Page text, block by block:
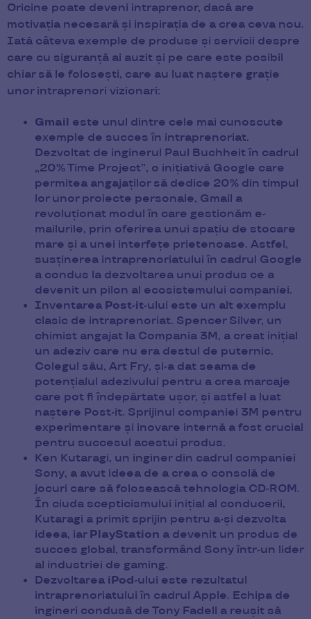
Oricine poate deveni intraprenor, dacă are
motivația necesară și inspirația de a crea ceva nou.
Iată câteva exemple de produse și servicii despre
care cu siguranță ai auzit și pe care este posibil
chiar să le folosești, care au luat naștere grație
unor intraprenori vizionari:
Gmail este unul dintre cele mai cunoscute
exemple de succes în intraprenoriat.
Dezvoltat de inginerul Paul Buchheit în cadrul
„20% Time Project”, o inițiativă Google care
permitea angajaților să dedice 20% din timpul
lor unor proiecte personale, Gmail a
revoluționat modul în care gestionăm e-
mailurile, prin oferirea unui spațiu de stocare
mare și a unei interfețe prietenoase. Astfel,
susținerea intraprenoriatului în cadrul Google
a condus la dezvoltarea unui produs ce a
devenit un pilon al ecosistemului companiei.
Inventarea Post-it-ului este un alt exemplu
clasic de intraprenoriat. Spencer Silver, un
chimist angajat la Compania 3M, a creat inițial
un adeziv care nu era destul de puternic.
Colegul său, Art Fry, și-a dat seama de
potențialul adezivului pentru a crea marcaje
care pot fi îndepărtate ușor, și astfel a luat
naștere Post-it. Sprijinul companiei 3M pentru
experimentare și inovare internă a fost crucial
pentru succesul acestui produs.
Ken Kutaragi, un inginer din cadrul companiei
Sony, a avut ideea de a crea o consolă de
jocuri care să folosească tehnologia CD-ROM.
În ciuda scepticismului inițial al conducerii,
Kutaragi a primit sprijin pentru a-și dezvolta
ideea, iar PlayStation a devenit un produs de
succes global, transformând Sony într-un lider
al industriei de gaming.
Dezvoltarea iPod-ului este rezultatul
intraprenoriatului în cadrul Apple. Echipa de
ingineri condusă de Tony Fadell a reușit să